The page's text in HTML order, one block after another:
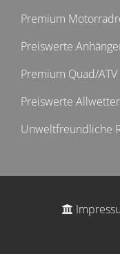
Premium
Preiswerte
Premium Quad/
Preiswerte
Unweltfreundliche